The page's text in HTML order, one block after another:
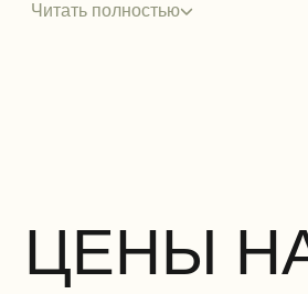
Читать полностью
ЦЕНЫ